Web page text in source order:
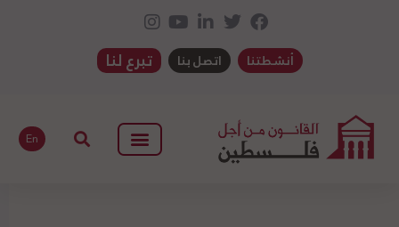
أنشطتنا اتصل بنا تبرع لنا
En